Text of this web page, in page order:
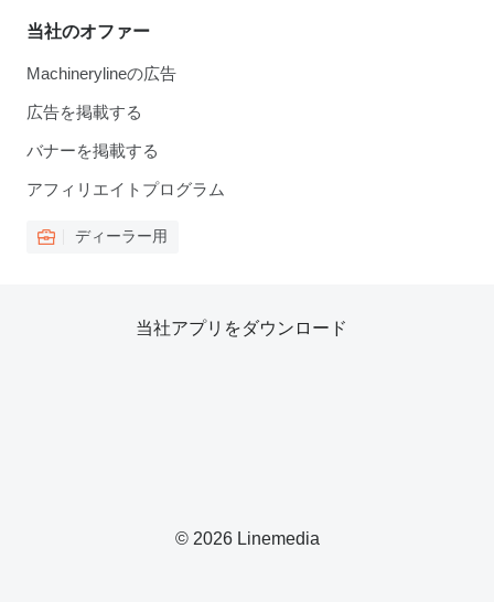
当社のオファー
Machinerylineの広告
広告を掲載する
バナーを掲載する
アフィリエイトプログラム
ディーラー用
© 2026 Linemedia
当社アプリをダウンロード